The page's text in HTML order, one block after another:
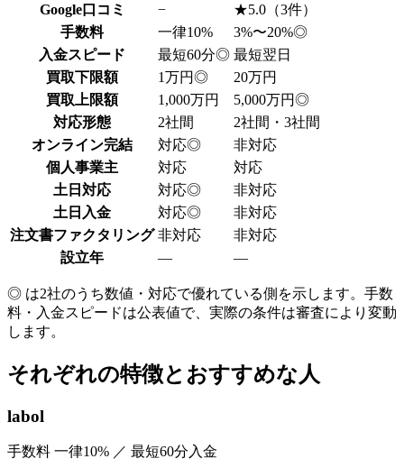
Google口コミ
−
★5.0（3件）
手数料
一律10% 3%〜20%◎
入金スピード
最短60分◎ 最短翌日
買取下限額
1万円◎
20万円
買取上限額
1,000万円 5,000万円◎
対応形態
2社間
2社間・3社間
オンライン完結
対応◎
非対応
個人事業主
対応
対応
土日対応
対応◎
非対応
土日入金
対応◎
非対応
注文書ファクタリング 非対応
非対応
設立年
— —
◎ は2社のうち数値・対応で優れている側を示します。手数
料・入金スピードは公表値で、実際の条件は審査により変動
します。
それぞれの特徴とおすすめな人
labol
手数料 一律10% ／ 最短60分入金